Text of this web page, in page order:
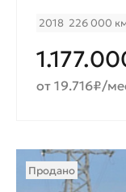
2018 226 000
от 19.716₽/
Продано